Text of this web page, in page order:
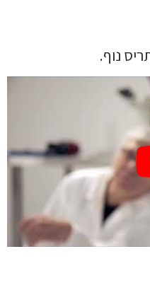
נוף.